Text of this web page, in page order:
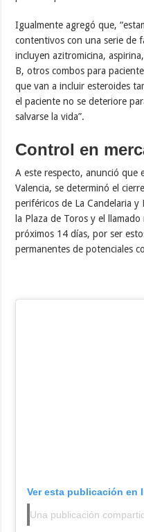
Igualmente agregó que,
contentivos con una serie de
incluyen azitromicina,
B, otros combos para
que van a incluir esteroides
el paciente no se deteriore
salvarse la vida”.
Control en
A este respecto, anunció que
Valencia, se determinó el
periféricos de La Candelaria y
la Plaza de Toros y el
próximos 14 días, por ser
permanentes de potenciales
Ver esta publicación en